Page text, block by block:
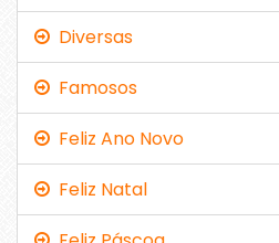
Diversas
Famosos
Feliz Ano Novo
Feliz Natal